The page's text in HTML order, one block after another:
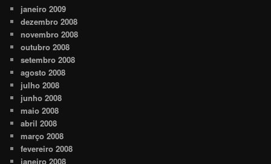
janeiro 2009
dezembro 2008
novembro 2008
outubro 2008
setembro 2008
agosto 2008
julho 2008
junho 2008
maio 2008
abril 2008
março 2008
fevereiro 2008
janeiro 2008